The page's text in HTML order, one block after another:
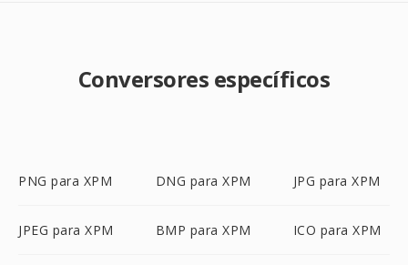
Conversores específicos
PNG para XPM DNG para XPM JPG para XPM
JPEG para XPM BMP para XPM ICO para XPM